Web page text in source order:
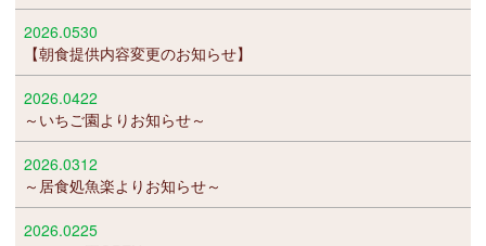
2026.0530
【朝食提供内容変更のお知らせ】
2026.0422
～いちご園よりお知らせ～
2026.0312
～居食処魚楽よりお知らせ～
2026.0225